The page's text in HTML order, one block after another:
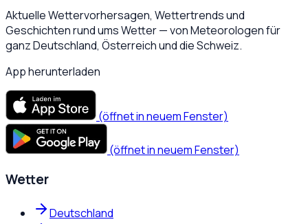
Aktuelle Wettervorhersagen, Wettertrends und
Geschichten rund ums Wetter — von Meteorologen für
ganz Deutschland, Österreich und die Schweiz.
App herunterladen
(öffnet in neuem Fenster)
(öffnet in neuem Fenster)
Wetter
Deutschland